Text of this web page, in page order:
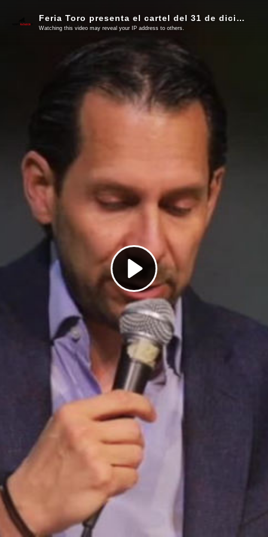
Play
Video
Feria Toro presenta el cartel del 31 de diciembre de 2022 en San Miguel de Allende
Watching this video may reveal your IP address to others.